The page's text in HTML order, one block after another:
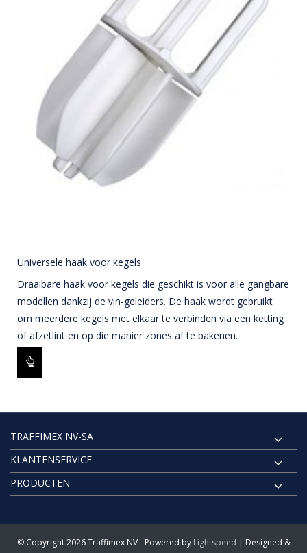
Universele haak voor kegels
Draaibare haak voor kegels die geschikt is voor alle gangbare
modellen dankzij de vin-geleiders. De haak wordt gebruikt
om meerdere kegels met elkaar te verbinden via een ketting
of afzetlint en op die manier zones af te bakenen.
TRAFFIMEX NV-SA
KLANTENSERVICE
PRODUCTEN
© Copyright 2026 Traffimex NV - Powered by Lightspeed | Designed &